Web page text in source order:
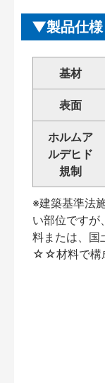
製品仕様
基材
表面
ホルムア
ルデヒド
規制
※建築基準法
い部位ですが
料または、
☆☆材料で構